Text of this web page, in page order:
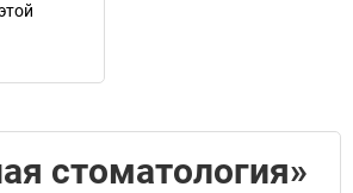
стоматология»